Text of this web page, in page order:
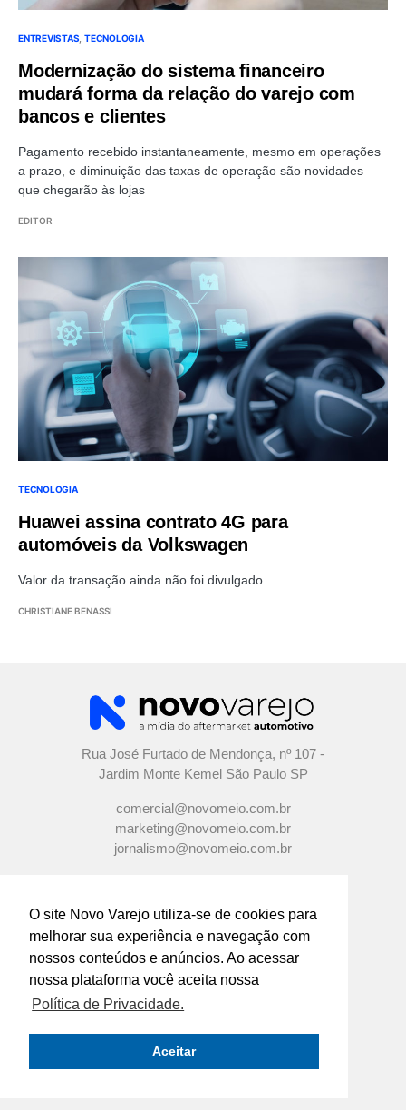
O site Novo Varejo utiliza-se de cookies para
melhorar sua experiência e navegação com
nossos conteúdos e anúncios. Ao acessar
nossa plataforma você aceita nossa
Política de Privacidade.
Aceitar
ENTREVISTAS TECNOLOGIA
Modernização do sistema financeiro
mudará forma da relação do varejo com
bancos e clientes
Pagamento recebido instantaneamente, mesmo em operações
a prazo, e diminuição das taxas de operação são novidades
que chegarão às lojas
EDITOR
TECNOLOGIA
Huawei assina contrato 4G para
automóveis da Volkswagen
Valor da transação ainda não foi divulgado
CHRISTIANE BENASSI
Rua José Furtado de Mendonça, nº 107 -
Jardim Monte Kemel São Paulo SP
comercial@novomeio.com.br
marketing@novomeio.com.br
jornalismo@novomeio.com.br
CONFIRA AS NOSSAS REDES
SOCIAIS
O principal canal de comunicação de grandes
indústrias e distribuidores com os
empresários e profissionais das lojas de